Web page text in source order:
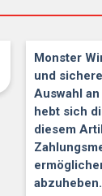
Monster
und
Auswahl
hebt sich
diesem